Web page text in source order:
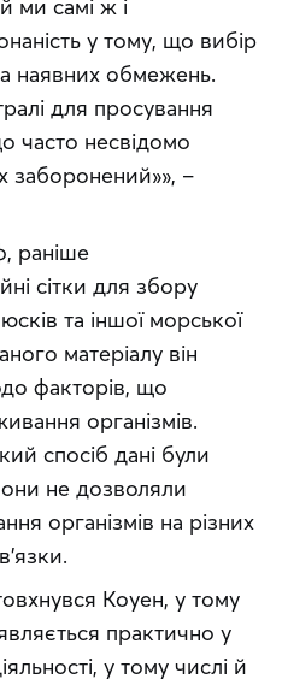
ми самі ж і
у тому, що вибір
наявних обмежень.
для просування
часто несвідомо
заборонений»», –
раніше
сітки для збору
та іншої морської
матеріалу він
факторів, що
організмів.
спосіб дані були
не дозволяли
організмів на різних
Коуен, у тому
практично у
у тому числі й